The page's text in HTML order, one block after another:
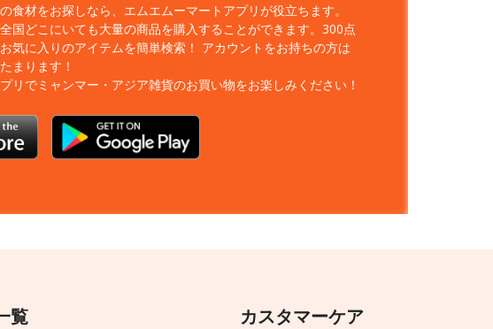
食材をお探しなら、エムエムーマートアプリが役立ちます。
国どこにいても大量の商品を購入することができます。300点
気に入りのアイテムを簡単検索！ アカウントをお持ちの方は
まります！
リでミャンマー・アジア雑貨のお買い物をお楽しみください！
覧 カスタマーケア